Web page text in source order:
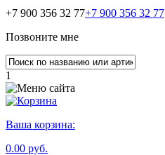
+7 900 356 32 77+7 900 356 32 77
Позвоните мне
1
Ваша корзина:
0.00 руб.